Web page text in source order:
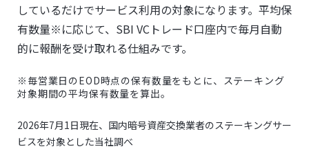
しているだけでサービス利用の対象になります。平均保
有数量※に応じて、SBI VCトレード口座内で毎月自動
的に報酬を受け取れる仕組みです。
※毎営業日のEOD時点の保有数量をもとに、ステーキング
対象期間の平均保有数量を算出。
2026年7月1日現在、国内暗号資産交換業者のステーキングサー
ビスを対象とした当社調べ